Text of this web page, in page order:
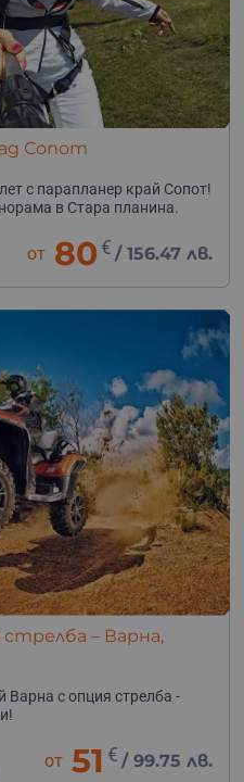
Сопот
с парапланер край Сопот!
в Стара планина.
от 80 € / 156.47 лв.
стрелба – Варна,
Варна с опция стрелба -
от 51 € /99.75 лв.